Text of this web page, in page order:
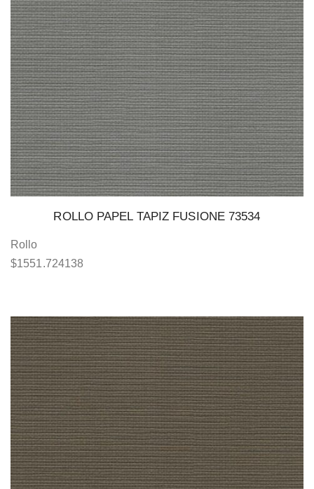
ROLLO PAPEL TAPIZ FUSIONE 73534
Rollo
$1551.724138